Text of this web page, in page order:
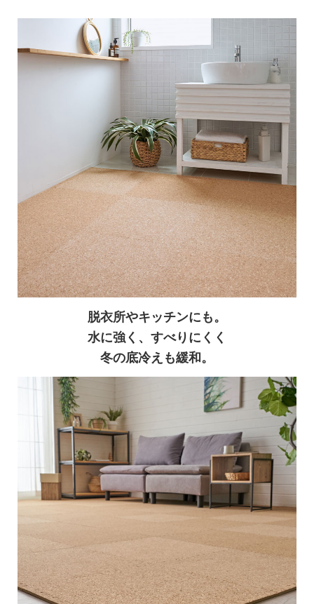
脱衣所やキッチンにも。
水に強く、すべりにくく
冬の底冷えも緩和。